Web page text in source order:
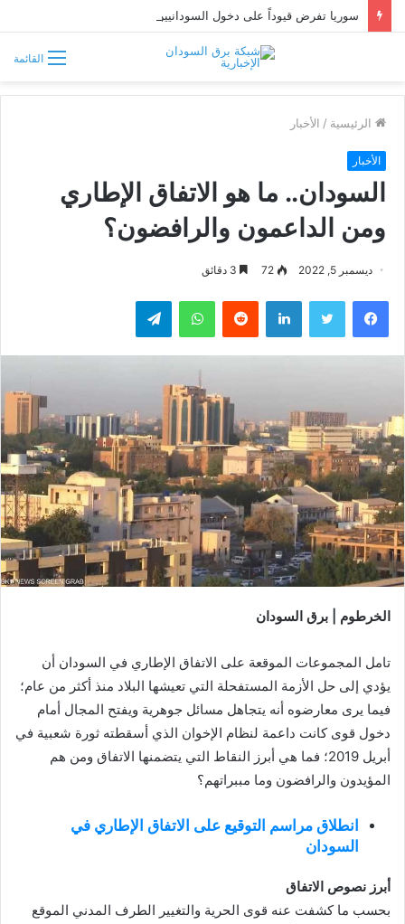
القائمة
الرئيسية / الأخبار
الأخبار
السودان.. ما هو الاتفاق الإطاري
ومن الداعمون والرافضون؟
ديسمبر 5, 2022 72
فيسبوك تويتر لينكدإن واتساب تيلقرام
الخرطوم | برق السودان
تامل المجموعات الموقعة على الاتفاق الإطاري في السودان أن
يؤدي إلى حل الأزمة المستفحلة التي تعيشها البلاد منذ أكثر من عام؛
فيما يرى معارضوه أنه يتجاهل مسائل جوهرية ويفتح المجال أمام
دخول قوى كانت داعمة لنظام الإخوان الذي أسقطته ثورة شعبية في
أبريل 2019؛ فما هي أبرز النقاط التي يتضمنها الاتفاق ومن هم
المؤيدون والرافضون وما مببراتهم؟
انطلاق مراسم التوقيع على الاتفاق الإطاري في
السودان
أبرز نصوص الاتفاق
بحسب ما كشفت عنه قوى الحرية والتغيير الطرف المدني الموقع